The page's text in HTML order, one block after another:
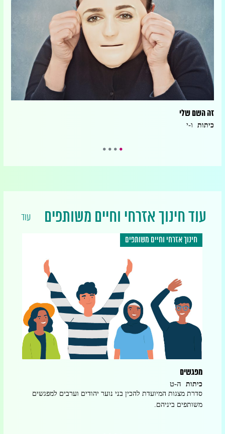
זה השם שלי
כיתות ו-י
עוד חינוך אזרחי וחיים משותפים
חינוך אזרחי וחיים משותפים
מפגשים
כיתות ה-ט
סדרת מצגות המיועדת להכין בני נוער יהודים וערבים למפגשים
משותפים ביניהם.
עוד